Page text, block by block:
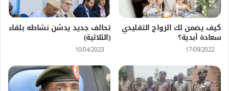
كيف يضمن لك الزواج التقليدي
سعادة أبدية؟
17/09/2022
تحالف جديد يدشن نشاطه بلقاء
(الثلاثية)
10/04/2023